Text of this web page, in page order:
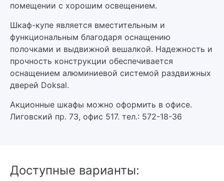
помещении с хорошим освещением.
Шкаф-купе является вместительным и
функциональным благодаря оснащению
полочками и выдвижной вешалкой. Надежность и
прочность конструкции обеспечивается
оснащением алюминиевой системой раздвижных
дверей Doksal.
Акционные шкафы можно оформить в офисе.
Лиговский пр. 73, офис 517. тел.: 572-18-36
Доступные варианты: